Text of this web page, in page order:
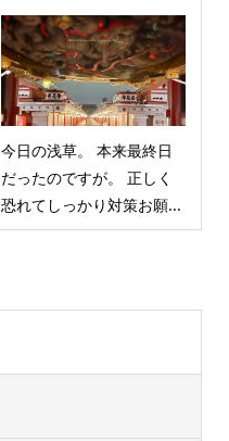
今日の浅草。 本来最終日
だったのですが。 正しく
恐れてしっかり対策お願...